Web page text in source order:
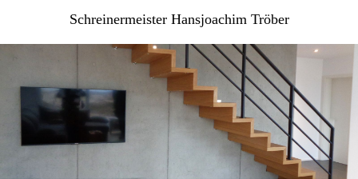
Schreinermeister Hansjoachim Tröber